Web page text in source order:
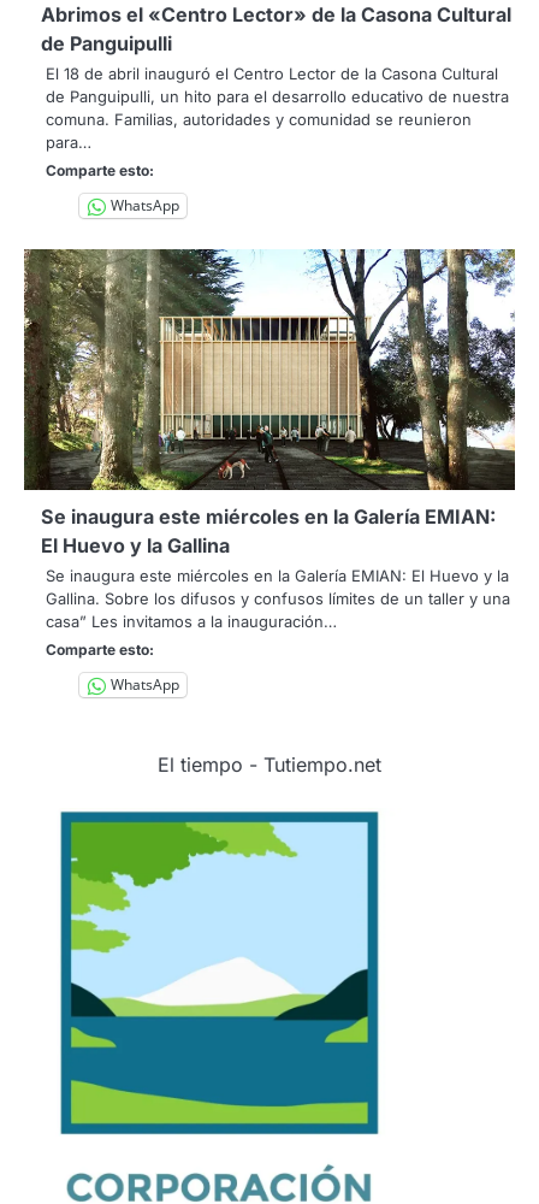
Abrimos el «Centro Lector» de la Casona Cultural
de Panguipulli
El 18 de abril inauguró el Centro Lector de la Casona Cultural
de Panguipulli, un hito para el desarrollo educativo de nuestra
comuna. Familias, autoridades y comunidad se reunieron
para…
Comparte esto:
WhatsApp
Se inaugura este miércoles en la Galería EMIAN:
El Huevo y la Gallina
Se inaugura este miércoles en la Galería EMIAN: El Huevo y la
Gallina. Sobre los difusos y confusos límites de un taller y una
casa” Les invitamos a la inauguración…
Comparte esto:
WhatsApp
El tiempo - Tutiempo.net